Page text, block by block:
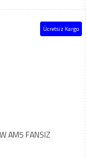
Ücretsiz Kargo
AM5 FANSIZ